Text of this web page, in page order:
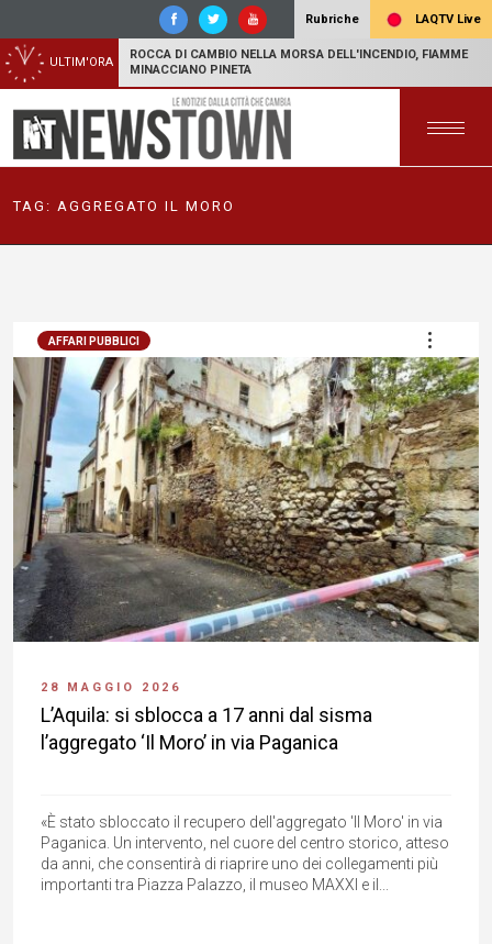
Rubriche LAQTV Live
ULTIM'ORA
ROCCA DI CAMBIO NELLA MORSA DELL'INCENDIO, FIAMME
MINACCIANO PINETA
TAG: AGGREGATO IL MORO
AFFARI PUBBLICI
28 MAGGIO 2026
L’Aquila: si sblocca a 17 anni dal sisma
l’aggregato ‘Il Moro’ in via Paganica
«È stato sbloccato il recupero dell'aggregato 'Il Moro' in via
Paganica. Un intervento, nel cuore del centro storico, atteso
da anni, che consentirà di riaprire uno dei collegamenti più
importanti tra Piazza Palazzo, il museo MAXXI e il...